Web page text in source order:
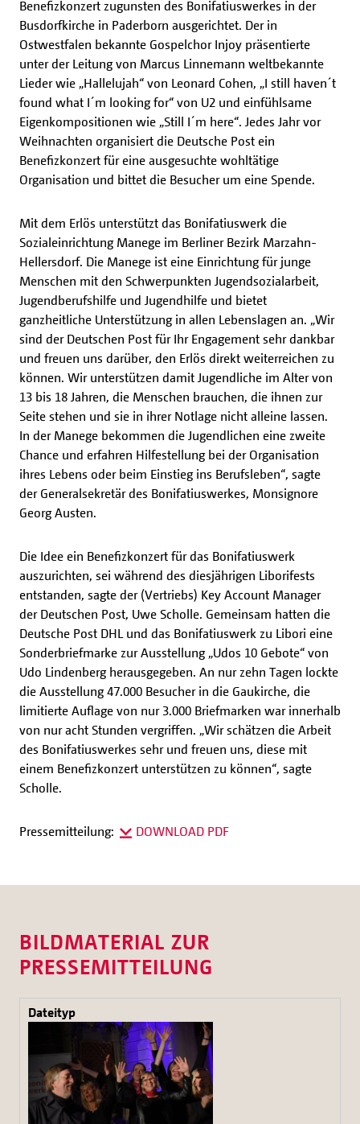
Benefizkonzert zugunsten des Bonifatiuswerkes in der
Busdorfkirche in Paderborn ausgerichtet. Der in
Ostwestfalen bekannte Gospelchor Injoy präsentierte
unter der Leitung von Marcus Linnemann weltbekannte
Lieder wie „Hallelujah“ von Leonard Cohen, „I still haven´t
found what I´m looking for“ von U2 und einfühlsame
Eigenkompositionen wie „Still I´m here“. Jedes Jahr vor
Weihnachten organisiert die Deutsche Post ein
Benefizkonzert für eine ausgesuchte wohltätige
Organisation und bittet die Besucher um eine Spende.
Mit dem Erlös unterstützt das Bonifatiuswerk die
Sozialeinrichtung Manege im Berliner Bezirk Marzahn-
Hellersdorf. Die Manege ist eine Einrichtung für junge
Menschen mit den Schwerpunkten Jugendsozialarbeit,
Jugendberufshilfe und Jugendhilfe und bietet
ganzheitliche Unterstützung in allen Lebenslagen an. „Wir
sind der Deutschen Post für Ihr Engagement sehr dankbar
und freuen uns darüber, den Erlös direkt weiterreichen zu
können. Wir unterstützen damit Jugendliche im Alter von
13 bis 18 Jahren, die Menschen brauchen, die ihnen zur
Seite stehen und sie in ihrer Notlage nicht alleine lassen.
In der Manege bekommen die Jugendlichen eine zweite
Chance und erfahren Hilfestellung bei der Organisation
ihres Lebens oder beim Einstieg ins Berufsleben“, sagte
der Generalsekretär des Bonifatiuswerkes, Monsignore
Georg Austen.
Die Idee ein Benefizkonzert für das Bonifatiuswerk
auszurichten, sei während des diesjährigen Liborifests
entstanden, sagte der (Vertriebs) Key Account Manager
der Deutschen Post, Uwe Scholle. Gemeinsam hatten die
Deutsche Post DHL und das Bonifatiuswerk zu Libori eine
Sonderbriefmarke zur Ausstellung „Udos 10 Gebote“ von
Udo Lindenberg herausgegeben. An nur zehn Tagen lockte
die Ausstellung 47.000 Besucher in die Gaukirche, die
limitierte Auflage von nur 3.000 Briefmarken war innerhalb
von nur acht Stunden vergriffen. „Wir schätzen die Arbeit
des Bonifatiuswerkes sehr und freuen uns, diese mit
einem Benefizkonzert unterstützen zu können“, sagte
Scholle.
Pressemitteilung: DOWNLOAD PDF
BILDMATERIAL ZUR
PRESSEMITTEILUNG